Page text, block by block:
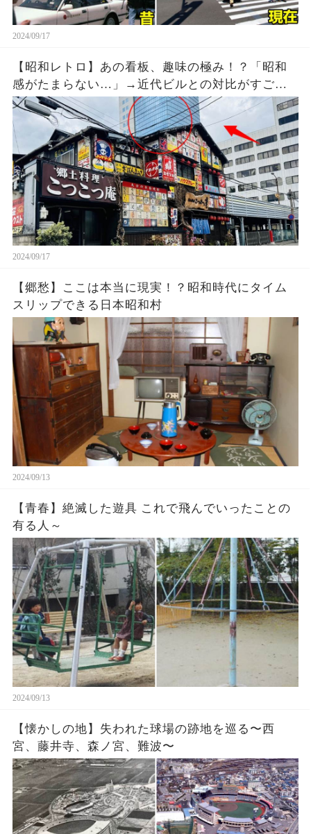
2024/09/17
【昭和レトロ】あの看板、趣味の極み！？「昭和
感がたまらない…」→近代ビルとの対比がすご
い！
2024/09/17
【郷愁】ここは本当に現実！？昭和時代にタイム
スリップできる日本昭和村
2024/09/13
【青春】絶滅した遊具 これで飛んでいったことの
有る人～
2024/09/13
【懐かしの地】失われた球場の跡地を巡る〜西
宮、藤井寺、森ノ宮、難波〜